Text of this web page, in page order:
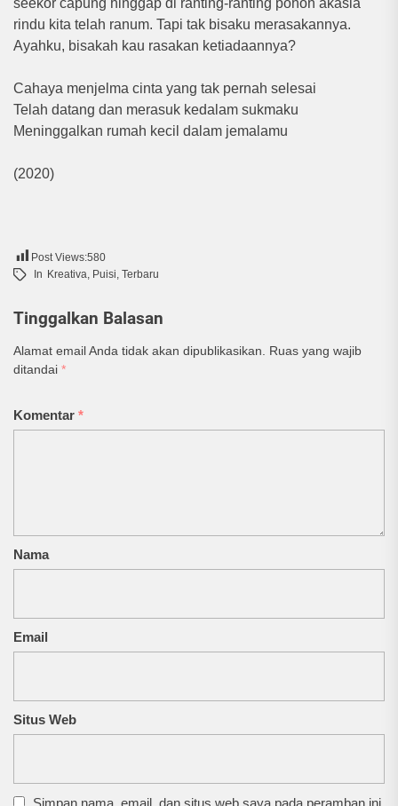
rindu kita telah ranum. Tapi tak bisaku merasakannya.
Ayahku, bisakah kau rasakan ketiadaannya?
Cahaya menjelma cinta yang tak pernah selesai
Telah datang dan merasuk kedalam sukmaku
Meninggalkan rumah kecil dalam jemalamu
(2020)
Post Views:580
In Kreativa Puisi Terbaru
Tinggalkan Balasan
Alamat email Anda tidak akan dipublikasikan.
Ruas yang wajib
ditandai *
Komentar *
Nama
Email
Situs Web
Simpan nama, email, dan situs web saya pada peramban ini